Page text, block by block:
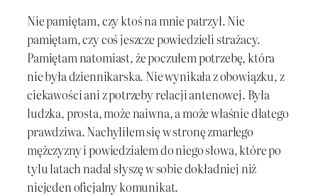
Nie pamiętam, czy ktoś na mnie patrzył. Nie
pamiętam, czy coś jeszcze powiedzieli strażacy.
Pamiętam natomiast, że poczułem potrzebę, która
nie była dziennikarska. Nie wynikała z obowiązku, z
ciekawości ani z potrzeby relacji antenowej. Była
ludzka, prosta, może naiwna, a może właśnie dlatego
prawdziwa. Nachyliłem się w stronę zmarłego
mężczyzny i powiedziałem do niego słowa, które po
tylu latach nadal słyszę w sobie dokładniej niż
niejeden oficjalny komunikat.